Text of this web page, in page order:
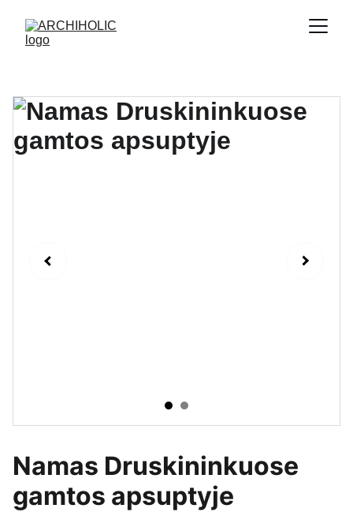
Namas Druskininkuose
gamtos apsuptyje